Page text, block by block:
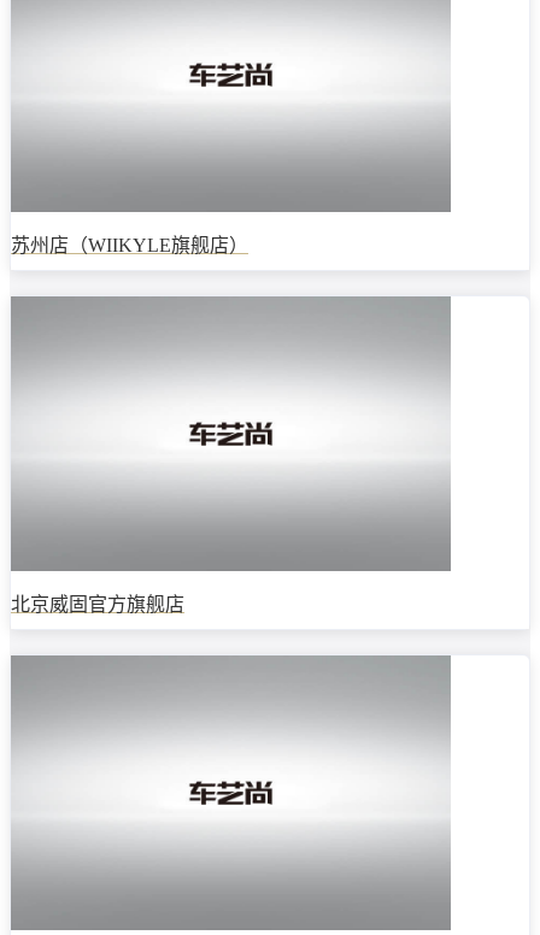
苏州店（WIIKYLE旗舰店）
北京威固官方旗舰店